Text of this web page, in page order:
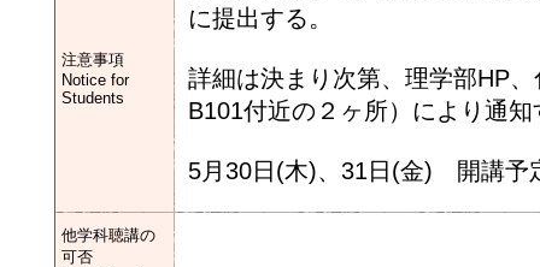
注意事項
Notice for
Students
に提出する。
詳細は決まり次第、理学部HP
B101付近の２ヶ所）により通知
5月30日(木)、31日(金) 開講予
他学科聴講の
可否